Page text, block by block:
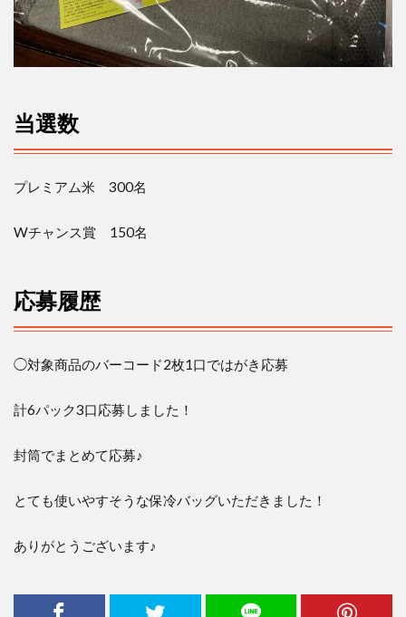
当選数
プレミアム米 300名
Wチャンス賞 150名
応募履歴
◯対象商品のバーコード2枚1口ではがき応募
計6パック3口応募しました！
封筒でまとめて応募♪
とても使いやすそうな保冷バッグいただきました！
ありがとうございます♪